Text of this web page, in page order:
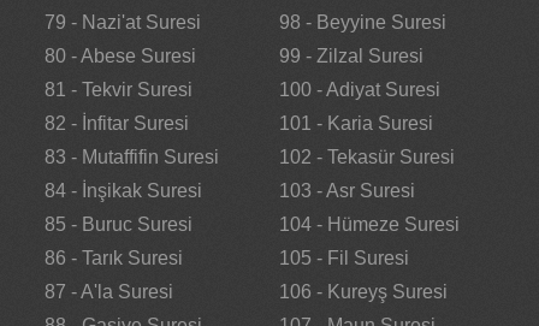
79 - Nazi'at Suresi
80 - Abese Suresi
81 - Tekvir Suresi
82 - İnfitar Suresi
83 - Mutaffifin Suresi
84 - İnşikak Suresi
85 - Buruc Suresi
86 - Tarık Suresi
87 - A'la Suresi
98 - Beyyine Suresi
99 - Zilzal Suresi
100 - Adiyat Suresi
101 - Karia Suresi
102 - Tekasür Suresi
103 - Asr Suresi
104 - Hümeze Suresi
105 - Fil Suresi
106 - Kureyş Suresi